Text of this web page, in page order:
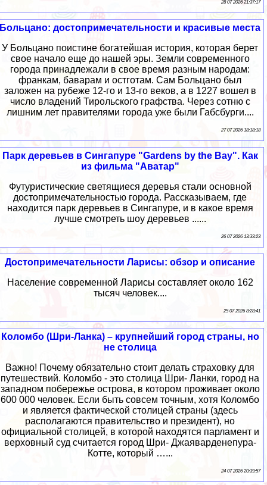
28 07 2026 21:37:17
Больцано: достопримечательности и красивые места
У Больцано поистине богатейшая история, которая берет
свое начало еще до нашей эры. Земли современного
города принадлежали в свое время разным народам:
франкам, баварам и остготам. Сам Больцано был
заложен на рубеже 12-го и 13-го веков, а в 1227 вошел в
число владений Тирольского графства. Через сотню с
лишним лет правителями города уже были Габсбурги....
27 07 2026 18:18:18
Парк деревьев в Сингапуре "Gardens by the Bay". Как
из фильма "Аватар"
Футуристические светящиеся деревья стали основной
достопримечательностью города. Рассказываем, где
находится парк деревьев в Сингапуре, и в какое время
лучше смотреть шоу деревьев ......
26 07 2026 13:33:23
Достопримечательности Ларисы: обзор и описание
Население современной Ларисы составляет около 162
тысяч человек....
25 07 2026 8:28:41
Коломбо (Шри-Ланка) – крупнейший город страны, но
не столица
Важно! Почему обязательно стоит делать страховку для
путешествий. Коломбо - это столица Шри- Ланки, город на
западном побережье острова, в котором проживает около
600 000 человек. Если быть совсем точным, хотя Коломбо
и является фактической столицей страны (здесь
располагаются правительство и президент), но
официальной столицей, в которой находятся парламент и
верховный суд считается город Шри- Джаяварденепура-
Котте, который …...
24 07 2026 20:39:57